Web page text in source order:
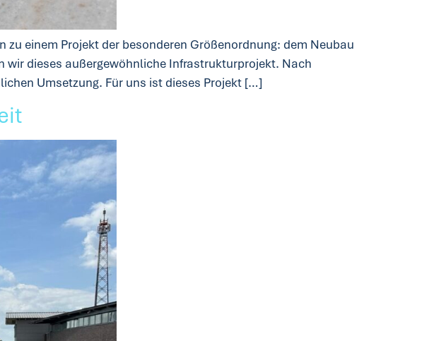
einem Projekt der besonderen Größenordnung: dem Neubau
wir dieses außergewöhnliche Infrastrukturprojekt. Nach
Umsetzung. Für uns ist dieses Projekt […]